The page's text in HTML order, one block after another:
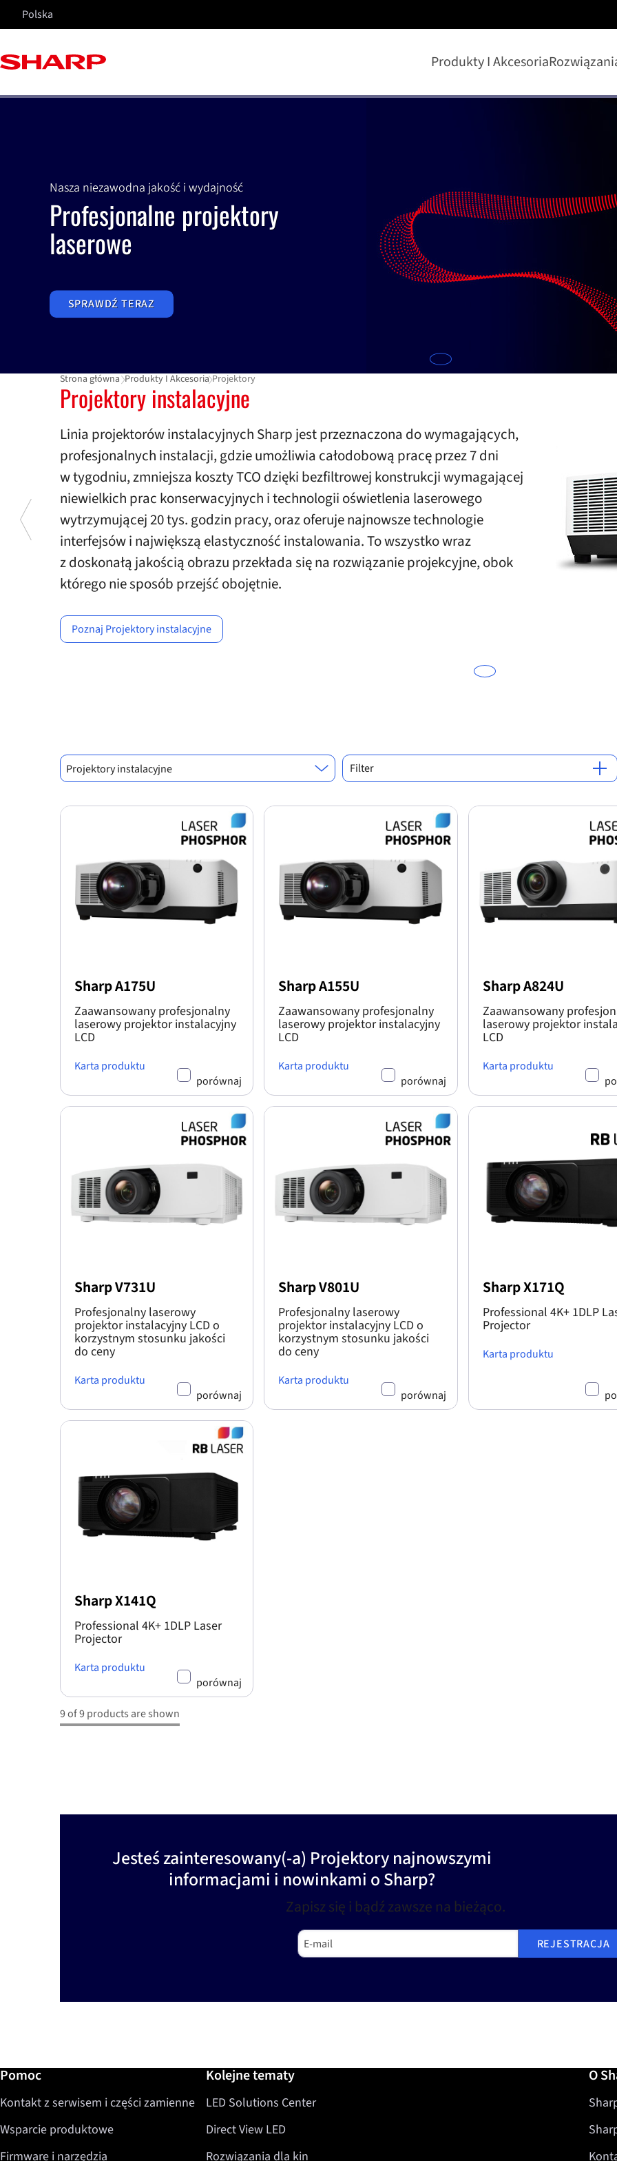
Produkty I Akcesoria
Polska
Nasza niezawodna jakość i wydajność
Profesjonalne projektory
laserowe
SPRAWDŹ TERAZ
Strona główna Produkty I Akcesoria Projektory
Projektory
Previous
Projektory instalacyjne
Linia projektorów instalacyjnych Sharp jest przeznaczona do wymagających,
profesjonalnych instalacji, gdzie umożliwia całodobową pracę przez 7 dni
w tygodniu, zmniejsza koszty TCO dzięki bezfiltrowej konstrukcji wymagającej
niewielkich prac konserwacyjnych i technologii oświetlenia laserowego
wytrzymującej 20 tys. godzin pracy, oraz oferuje najnowsze technologie
interfejsów i największą elastyczność instalowania. To wszystko wraz
z doskonałą jakością obrazu przekłada się na rozwiązanie projekcyjne, obok
którego nie sposób przejść obojętnie.
Poznaj Projektory instalacyjne
Projektory instalacyjne Filter
Sharp A175U
Zaawansowany profesjonalny
laserowy projektor instalacyjny
LCD
Karta produktu
porównaj
Sharp A155U
Zaawansowany profesjonalny
laserowy projektor instalacyjny
LCD
Karta produktu
porównaj
Sharp A824U
Zaawansowany
laserowy projektor
LCD
Karta produktu
Sharp V731U
Profesjonalny laserowy
projektor instalacyjny LCD o
korzystnym stosunku jakości
do ceny
Karta produktu
porównaj
Sharp V801U
Profesjonalny laserowy
projektor instalacyjny LCD o
korzystnym stosunku jakości
do ceny
Karta produktu
porównaj
Sharp X171Q
Professional 4K+ 1DLP
Projector
Karta produktu
Sharp X141Q
Professional 4K+ 1DLP Laser
Projector
Karta produktu
porównaj
9 of 9 products are shown
Jesteś zainteresowany(-a) Projektory najnowszymi
informacjami i nowinkami o Sharp?
Zapisz się i bądź zawsze na bieżąco.
E-mail REJESTRACJA
Dalsze informacje / Pomoc
Pomoc
Kontakt z serwisem i części zamienne
Wsparcie produktowe
Firmware i narzędzia
Kolejne tematy
LED Solutions Center
Direct View LED
Rozwiązania dla kin
O